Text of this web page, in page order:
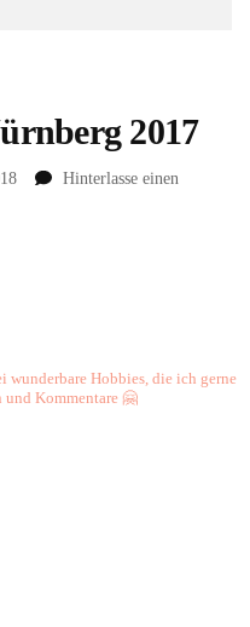
2017
Hinterlasse einen
wunderbare Hobbies, die ich gerne
Kommentare 🤗